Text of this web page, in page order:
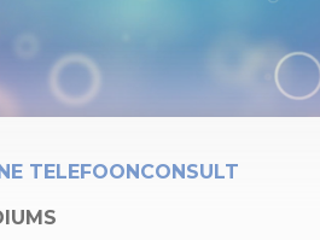
TELEFOONCONSULT